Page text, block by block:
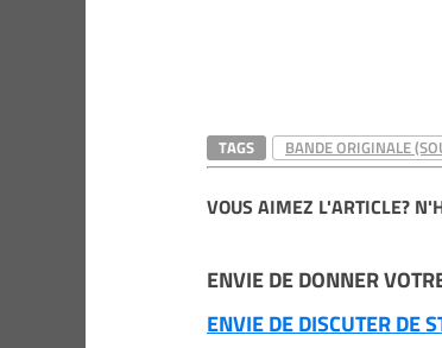
TAGS BANDE ORIGINALE
VOUS AIMEZ L'ARTICLE?
ENVIE DE DONNER
ENVIE DE DISCUTER